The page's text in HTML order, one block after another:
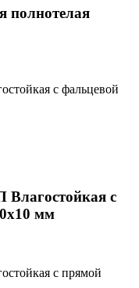
полнотелая
Влагостойкая с
мм